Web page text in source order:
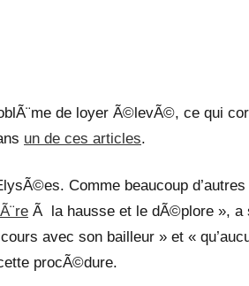
de loyer Ã©levÃ©, ce qui
un de ces articles.
Comme beaucoup
Ã la hausse et le dÃ©plore », a
avec son bailleur » et «
procÃ©dure.